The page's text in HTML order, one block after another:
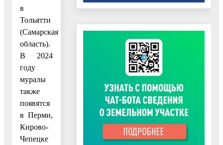
в
Тольятти
(Самарская
область).
В 2024
году
муралы
также
появятся
в Перми,
Кирово-
Чепецке